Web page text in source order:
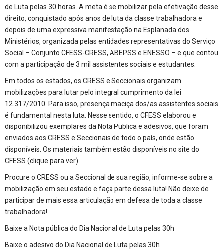
de Luta pelas 30 horas. A meta é se mobilizar pela efetivação desse
direito, conquistado após anos de luta da classe trabalhadora e
depois de uma expressiva manifestação na Esplanada dos
Ministérios, organizada pelas entidades representativas do Serviço
Social – Conjunto CFESS-CRESS, ABEPSS e ENESSO – e que contou
com a participação de 3 mil assistentes sociais e estudantes.
Em todos os estados, os CRESS e Seccionais organizam
mobilizações para lutar pelo integral cumprimento da lei
12.317/2010. Para isso, presença maciça dos/as assistentes sociais
é fundamental nesta luta. Nesse sentido, o CFESS elaborou e
disponibilizou exemplares da Nota Pública e adesivos, que foram
enviados aos CRESS e Seccionais de todo o país, onde estão
disponíveis. Os materiais também estão disponíveis no site do
CFESS (clique para ver).
Procure o CRESS ou a Seccional de sua região, informe-se sobre a
mobilização em seu estado e faça parte dessa luta! Não deixe de
participar de mais essa articulação em defesa de toda a classe
trabalhadora!
Baixe a Nota pública do Dia Nacional de Luta pelas 30h
Baixe o adesivo do Dia Nacional de Luta pelas 30h